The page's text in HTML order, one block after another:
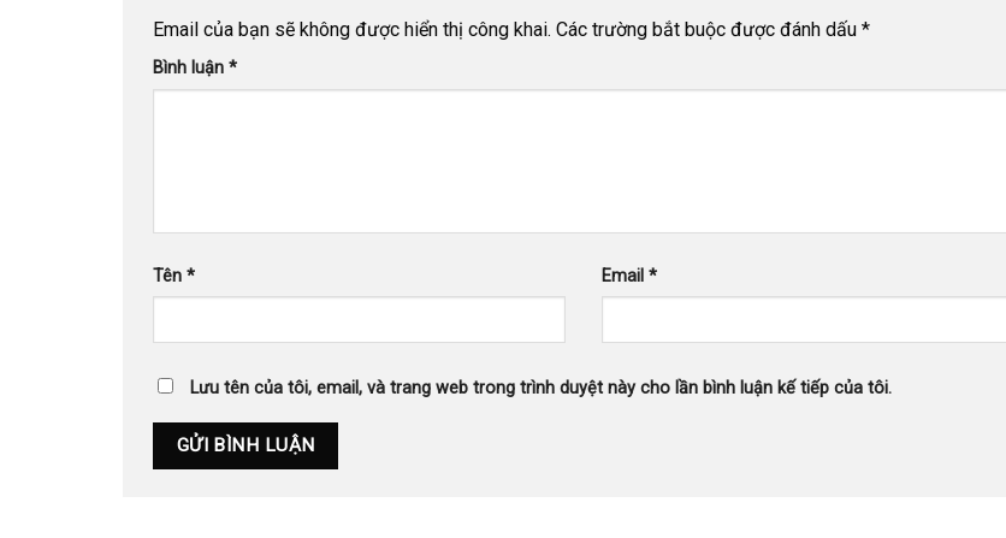
Email của bạn sẽ không được hiển thị công khai. Các trường bắt buộc được đánh dấu *
Bình luận *
Tên * Email*
Lưu tên của tôi, email, và trang web trong trình duyệt này cho lần bình luận kế tiếp của tôi.